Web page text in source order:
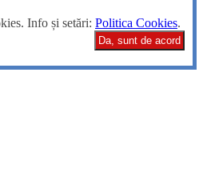
Info și setări: Politica Cookies.
Da, sunt de acord